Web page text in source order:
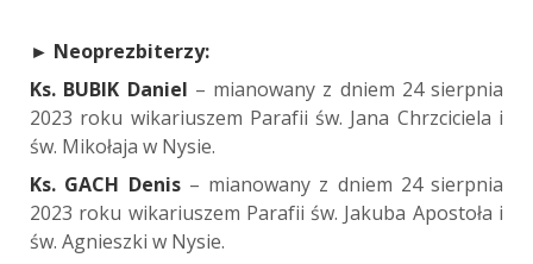
► Neoprezbiterzy:
Ks. BUBIK Daniel – mianowany z dniem 24 sierpnia
2023 roku wikariuszem Parafii św. Jana Chrzciciela i
św. Mikołaja w Nysie.
Ks. GACH Denis – mianowany z dniem 24 sierpnia
2023 roku wikariuszem Parafii św. Jakuba Apostoła i
św. Agnieszki w Nysie.